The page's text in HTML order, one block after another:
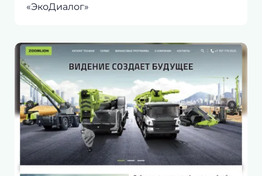
«ЭкоДиалог»